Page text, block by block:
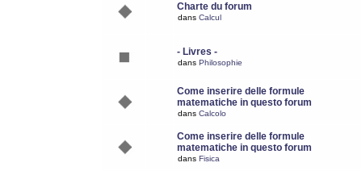
Charte du forum
dans Calcul
- Livres -
dans Philosophie
Come inserire delle formule
matematiche in questo forum
dans Calcolo
Come inserire delle formule
matematiche in questo forum
dans Fisica